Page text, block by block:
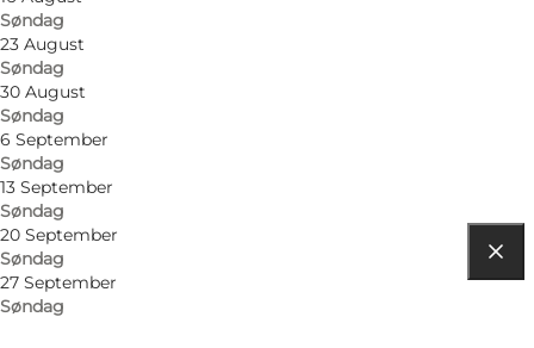
Søndag
23 August
Søndag
30 August
Søndag
6 September
Søndag
13 September
Søndag
20 September
Søndag
27 September
Søndag
Find vej